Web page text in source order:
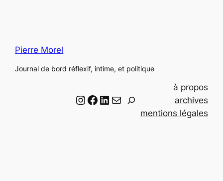
Pierre Morel
Journal de bord réflexif, intime, et politique
Instagram Facebook LinkedIn Email
à propos
archives
mentions légales